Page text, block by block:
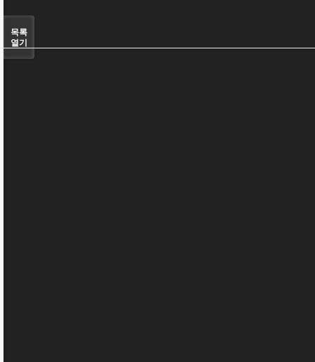
목록
열기